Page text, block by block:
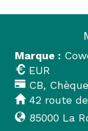
Marque :
EUR
CB,
42 route
85000 La